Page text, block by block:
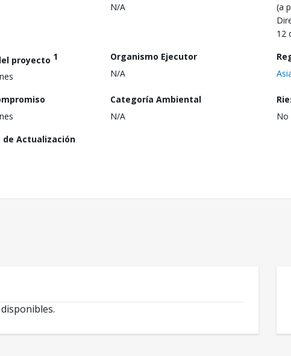
N/A
(a
12
proyecto 1
Organismo Ejecutor
N/A
Categoría Ambiental
N/A
No
de Actualización